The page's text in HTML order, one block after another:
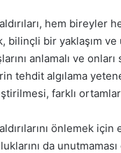
hem bireyler
bilinçli bir yaklaşım
anlamalı ve
tehdit algılama
farklı
önlemek
da